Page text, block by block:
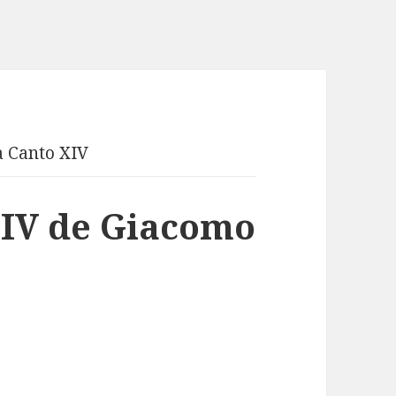
Canto XIV
de Giacomo